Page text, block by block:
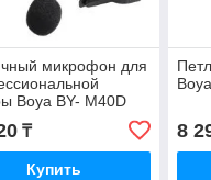
микрофон для
Boya BY- M40D
₸
Купить
8